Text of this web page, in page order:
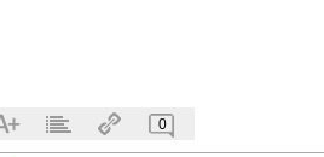
0